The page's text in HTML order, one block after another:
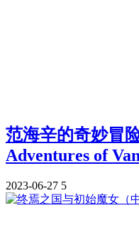
范海辛的奇妙冒
Adventures of
2023-06-27 5